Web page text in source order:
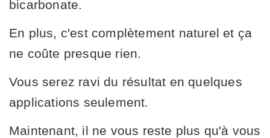
bicarbonate.
En plus, c'est complètement naturel et ça
ne coûte presque rien.
Vous serez ravi du résultat en quelques
applications seulement.
Maintenant, il ne vous reste plus qu'à vous